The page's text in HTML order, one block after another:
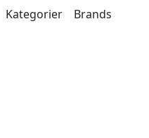
Kategorier Brands